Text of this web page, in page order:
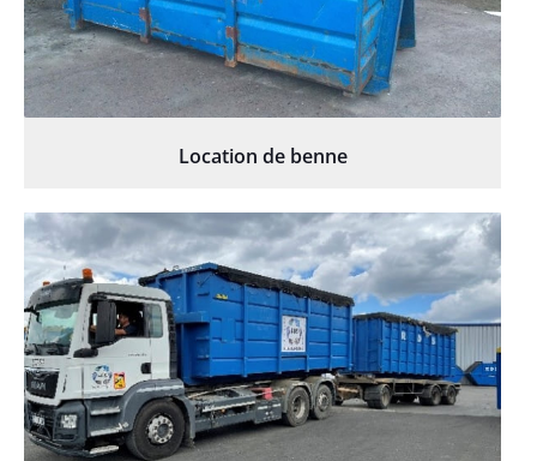
Location de benne